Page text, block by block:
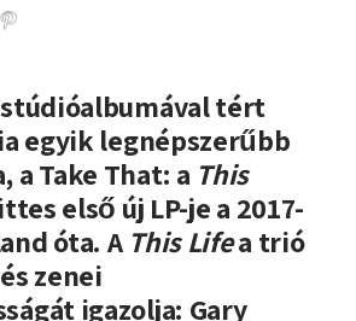
Take That új albuma,
tért
egyik legnépszerűbb
aTake That: a This
első új LP-je a 2017-
óta. A This Lifea trió
zenei
igazolja: Gary